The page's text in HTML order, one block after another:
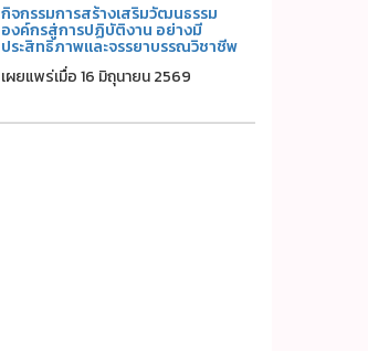
กิจกรรมการสร้างเสริมวัฒนธรรม
องค์กรสู่การปฏิบัติงาน อย่างมี
ประสิทธิภาพและจรรยาบรรณวิชาชีพ
เผยแพร่เมื่อ 16 มิถุนายน 2569